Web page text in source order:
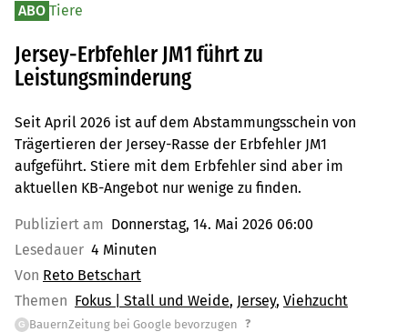
ABO Tiere
Jersey-Erbfehler JM1 führt zu
Leistungsminderung
Seit April 2026 ist auf dem Abstammungsschein von
Trägertieren der Jersey-Rasse der Erbfehler JM1
aufgeführt. Stiere mit dem Erbfehler sind aber im
aktuellen KB-Angebot nur wenige zu finden.
Publiziert am Donnerstag, 14. Mai 2026 06:00
Lesedauer 4 Minuten
Von Reto Betschart
Themen Fokus | Stall und Weide Jersey Viehzucht
G BauernZeitung bei Google bevorzugen ?